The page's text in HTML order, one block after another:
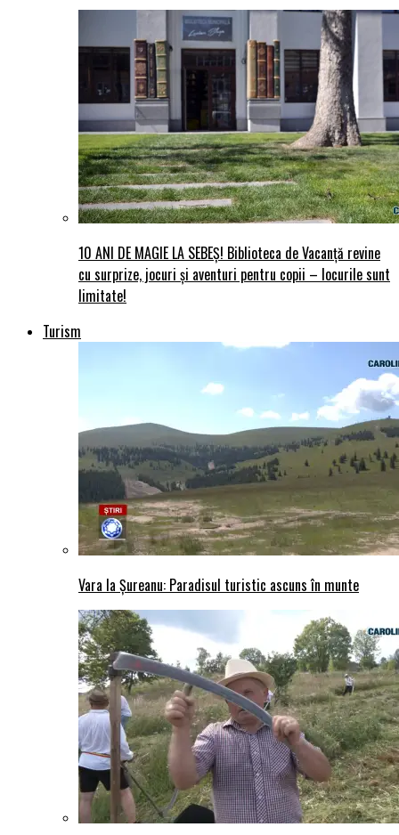
10 ANI DE MAGIE LA SEBEȘ! Biblioteca de Vacanță revine
cu surprize, jocuri și aventuri pentru copii – locurile sunt
limitate!
Turism
Vara la Șureanu: Paradisul turistic ascuns în munte